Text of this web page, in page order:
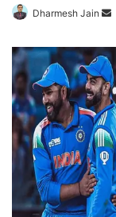
Dharmesh Jain